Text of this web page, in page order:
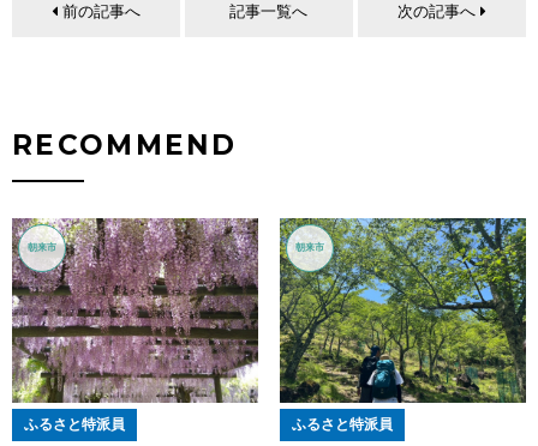
前の記事へ 記事一覧へ 次の記事へ
RECOMMEND
朝来市
ふるさと特派員
朝来市
ふるさと特派員